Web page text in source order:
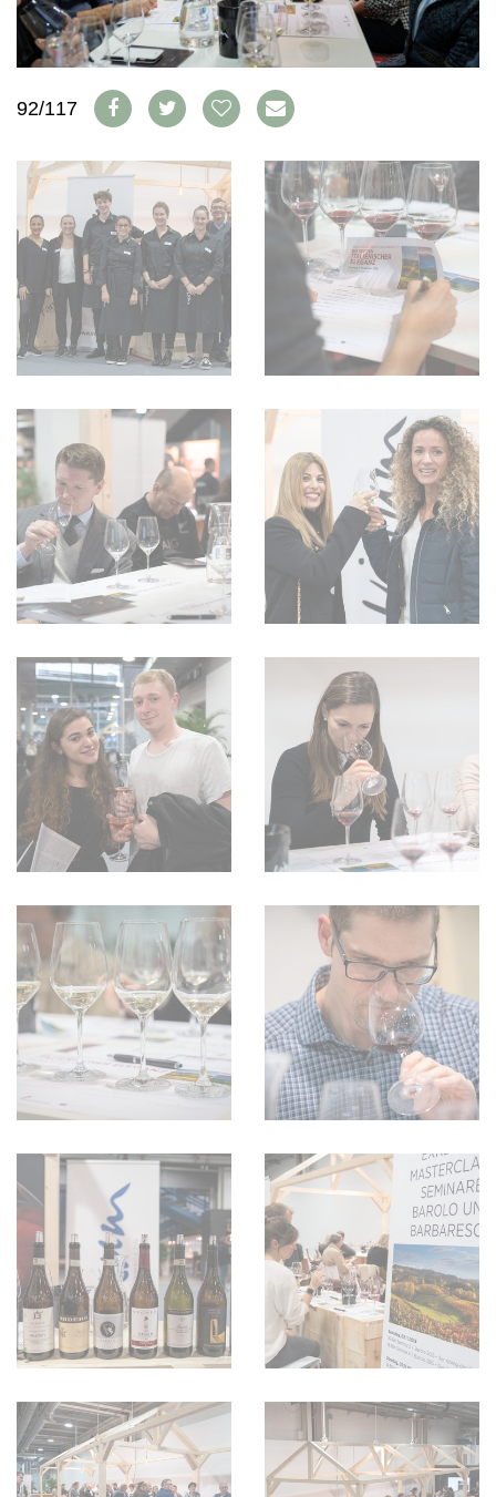
ABO
AUSGABE
VORTEILSWELT
BÜCHER
WEINSZENE
PORTRAITS
VINOPHILES
ARCHIV
ANMELDEN
GEWINNSPIELE
TRINKREIFETABELLE
ABO
WEINSUCHE
NEWSLETTER
WINE TRADE CLUB
REDAKTION
JOBS
WERBUNG
IMPRESSUM
AGB & DATENSCHUTZ
FAQ
92/117